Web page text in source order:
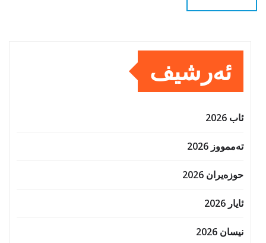
ئەرشیف
ئاب 2026
تەممووز 2026
حوزه‌یران 2026
ئایار 2026
نیسان 2026